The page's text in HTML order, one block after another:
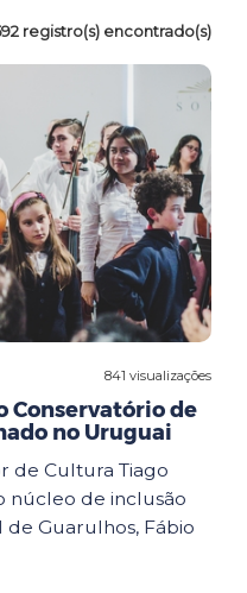
registro(s) encontrado(s)
841 visualizações
Conservatório de
no Uruguai
de Cultura Tiago
núcleo de inclusão
Guarulhos, Fábio